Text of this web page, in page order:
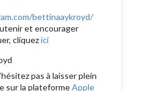
bettinaaykroyd/
et encourager
cliquezici
pas à laisser plein
sur la plateformeApple